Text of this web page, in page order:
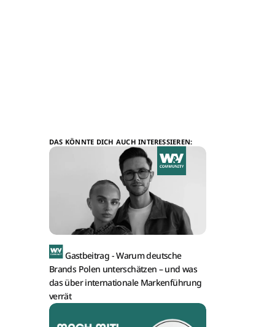
DAS KÖNNTE DICH AUCH INTERESSIEREN:
Gastbeitrag -Warum deutsche
Brands Polen unterschätzen – und was
das über internationale Markenführung
verrät